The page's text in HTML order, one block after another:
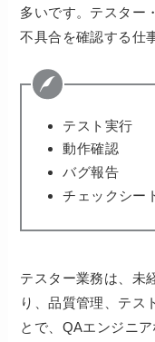
多いです。テスター
不具合を確認する仕
テスト実行
動作確認
バグ報告
チェックシー
テスター業務は、未
り、品質管理、テス
とで、QAエンジニ